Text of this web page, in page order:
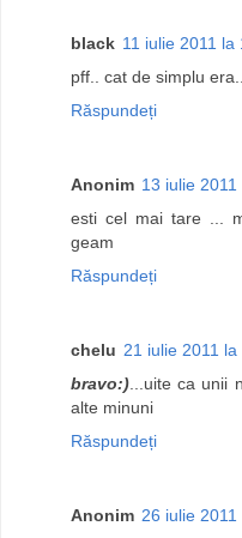
black 11 iulie 2011 la
pff.. cat de simplu
Răspundeți
Anonim 13 iulie
esti cel mai tare ...
geam
Răspundeți
chelu 21 iulie 2011 la
bravo:)...uite ca unii
alte minuni
Răspundeți
Anonim 26 iulie